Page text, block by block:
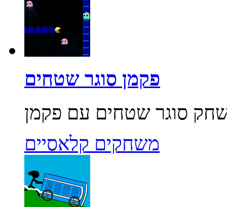
פקמן סוגר שטחים
משחקים קלאסיים